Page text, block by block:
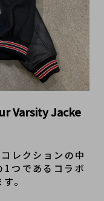
Varsity Jacke
レクションの中
1つであるコラボ
。